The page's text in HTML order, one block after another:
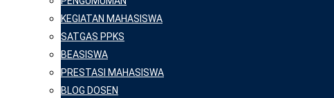
KEGIATAN MAHASISWA
SATGAS PPKS
BEASISWA
PRESTASI MAHASISWA
BLOG DOSEN